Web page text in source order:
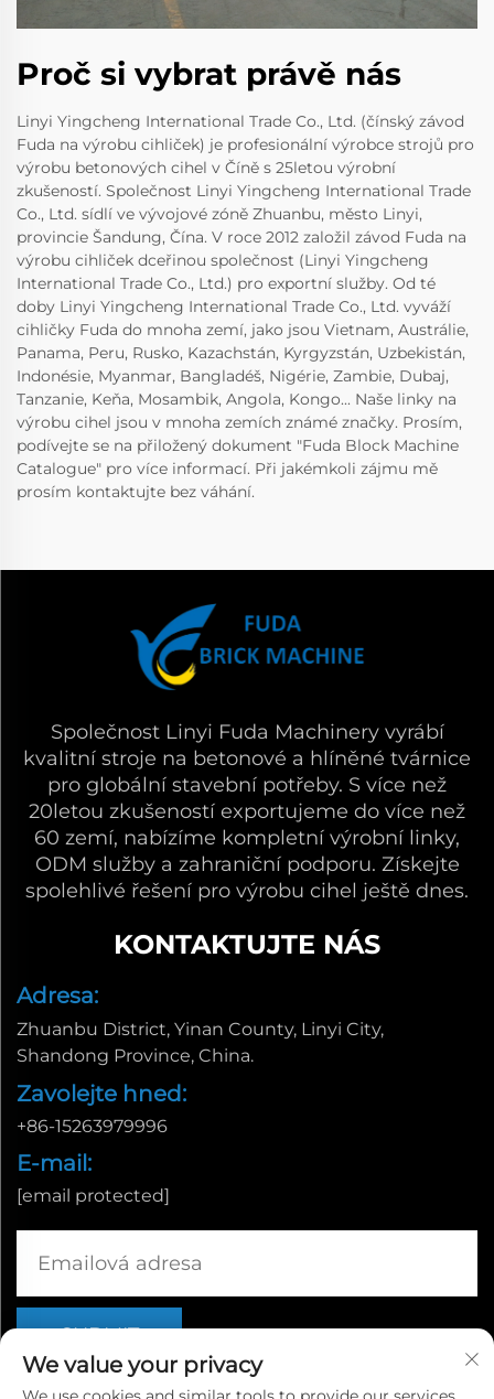
Proč si vybrat právě nás
Linyi Yingcheng International Trade Co., Ltd. (čínský závod
Fuda na výrobu cihliček) je profesionální výrobce strojů pro
výrobu betonových cihel v Číně s 25letou výrobní
zkušeností. Společnost Linyi Yingcheng International Trade
Co., Ltd. sídlí ve vývojové zóně Zhuanbu, město Linyi,
provincie Šandung, Čína. V roce 2012 založil závod Fuda na
výrobu cihliček dceřinou společnost (Linyi Yingcheng
International Trade Co., Ltd.) pro exportní služby. Od té
doby Linyi Yingcheng International Trade Co., Ltd. vyváží
cihličky Fuda do mnoha zemí, jako jsou Vietnam, Austrálie,
Panama, Peru, Rusko, Kazachstán, Kyrgyzstán, Uzbekistán,
Indonésie, Myanmar, Bangladéš, Nigérie, Zambie, Dubaj,
Tanzanie, Keňa, Mosambik, Angola, Kongo... Naše linky na
výrobu cihel jsou v mnoha zemích známé značky. Prosím,
podívejte se na přiložený dokument "Fuda Block Machine
Catalogue" pro více informací. Při jakémkoli zájmu mě
prosím kontaktujte bez váhání.
Společnost Linyi Fuda Machinery vyrábí
kvalitní stroje na betonové a hlíněné tvárnice
pro globální stavební potřeby. S více než
20letou zkušeností exportujeme do více než
60 zemí, nabízíme kompletní výrobní linky,
ODM služby a zahraniční podporu. Získejte
spolehlivé řešení pro výrobu cihel ještě dnes.
KONTAKTUJTE NÁS
Adresa:
Zhuanbu District, Yinan County, Linyi City,
Shandong Province, China.
Zavolejte hned:
+86-15263979996
E-mail:
[email protected]
We value your privacy